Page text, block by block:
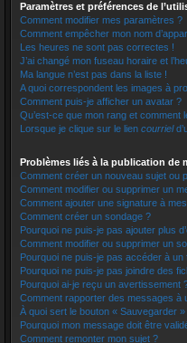
Paramètres et préférences de
Comment modifier mes paramètres ?
Comment empêcher mon nom
Les heures ne sont pas correctes !
J’ai changé mon fuseau horaire et
Ma langue n’est pas dans la liste !
A quoi correspondent les images à
Comment puis-je afficher un avatar ?
Qu’est-ce que mon rang et comment
Lorsque je clique sur le lien courriel
Problèmes liés à la publication de
Comment créer un nouveau sujet ou
Comment modifier ou supprimer un
Comment ajouter une signature à
Comment créer un sondage ?
Pourquoi ne puis-je pas ajouter plus
Comment modifier ou supprimer un
Pourquoi ne puis-je pas accéder à un
Pourquoi ne puis-je pas joindre des
Pourquoi ai-je reçu un avertissement
Comment rapporter des messages à
À quoi sert le bouton « Sauvegarder
Pourquoi mon message doit être
Comment remonter mon sujet ?